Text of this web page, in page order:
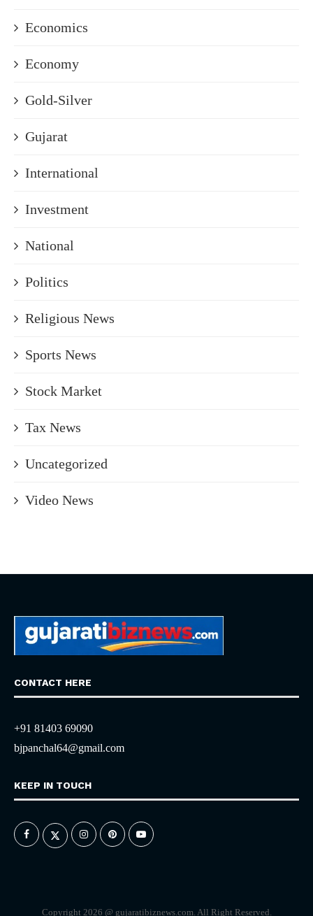
Economics
Economy
Gold-Silver
Gujarat
International
Investment
National
Politics
Religious News
Sports News
Stock Market
Tax News
Uncategorized
Video News
CONTACT HERE
+91 81403 69090
bjpanchal64@gmail.com
KEEP IN TOUCH
Copyright 2026 @ gujaratibiznews.com. All Right Reserved.